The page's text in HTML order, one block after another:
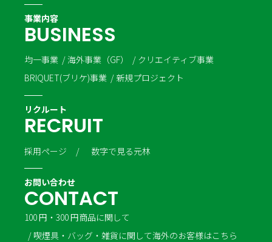
事業内容
BUSINESS
均一事業 海外事業（GF）
クリエイティブ事業
BRIQUET(ブリケ)事業
新規プロジェクト
リクルート
RECRUIT
採用ページ 数字で見る元林
お問い合わせ
CONTACT
100 円・300 円商品に関して
喫煙具・バッグ・雑貨に関して海外のお客様はこちら